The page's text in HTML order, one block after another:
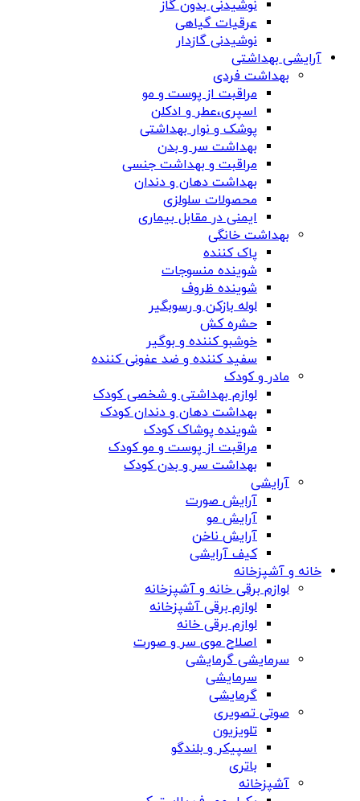
نوشیدنی بدون گاز
عرقیات گیاهی
نوشیدنی گازدار
آرایشی بهداشتی
بهداشت فردی
مراقبت از پوست و مو
اسپری،عطر و ادکلن
پوشک و نوار بهداشتی
بهداشت سر و بدن
مراقبت و بهداشت جنسی
بهداشت دهان و دندان
محصولات سلولزی
ایمنی در مقابل بیماری
بهداشت خانگی
پاک کننده
شوینده منسوجات
شوینده ظروف
لوله بازکن و رسوبگیر
حشره کش
خوشبو کننده و بوگیر
سفید کننده و ضد عفونی کننده
مادر و کودک
لوازم بهداشتی و شخصی کودک
بهداشت دهان و دندان کودک
شوینده پوشاک کودک
مراقبت از پوست و مو کودک
بهداشت سر و بدن کودک
آرایشی
آرایش صورت
آرایش مو
آرایش ناخن
کیف آرایشی
خانه و آشپزخانه
لوازم برقی خانه و آشپزخانه
لوازم برقی آشپزخانه
لوازم برقی خانه
اصلاح موی سر و صورت
سرمایشی گرمایشی
سرمایشی
گرمایشی
صوتی تصویری
تلویزیون
اسپیکر و بلندگو
باتری
آشپزخانه